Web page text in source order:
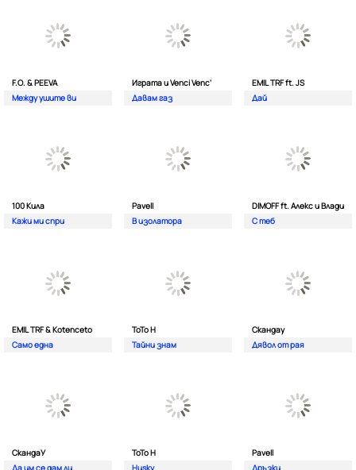
F.O. & PEEVA
Между ушите ви
Играта и Venci Venc'
Давам газ
EMIL TRF ft. JS
Дай
100 Кила
Кажи ми спри
Pavell
В изолатора
DIMOFF ft. Алекс и Влади
С теб
EMIL TRF & Kotenceto
Само една
ТоТо Н
Тайни знам
Скандау
Дявол от рая
СкандаУ
Да им се дам ли
ToTo H
Husky
Pavell
Дръзки